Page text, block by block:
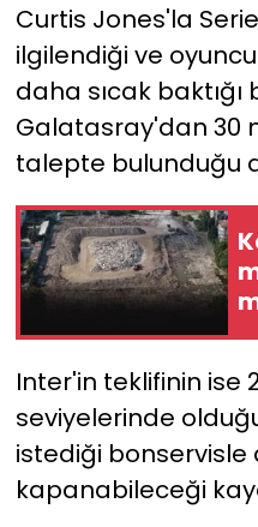
Curtis Jones'la
ilgilendiği ve
daha sıcak
Galatasray'dan 30
talepte bulunduğu
Inter'in teklifinin ise
seviyelerinde
istediği bonservisle
kapanabileceği